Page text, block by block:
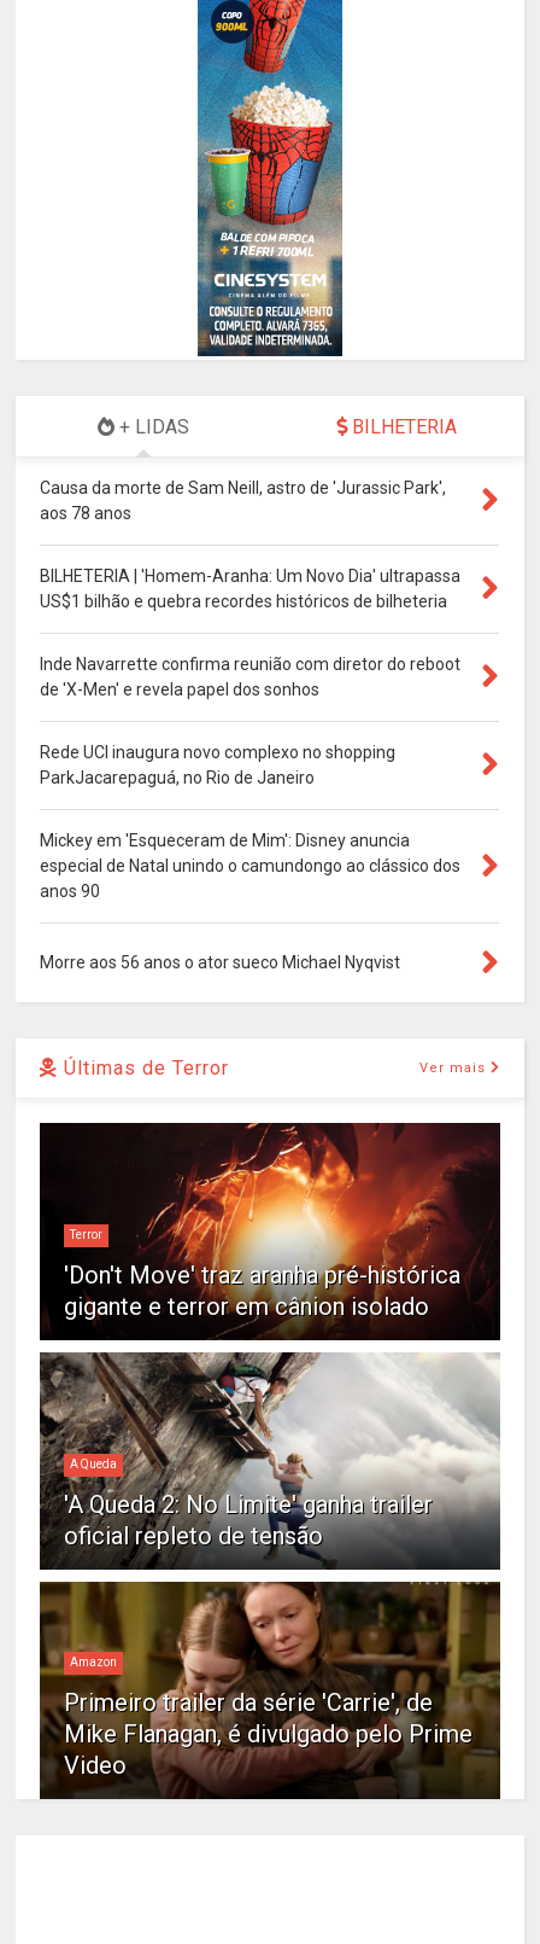
+ LIDAS BILHETERIA
Causa da morte de Sam Neill, astro de 'Jurassic Park',
aos 78 anos
BILHETERIA | 'Homem-Aranha: Um Novo Dia' ultrapassa
US$1 bilhão e quebra recordes históricos de bilheteria
Inde Navarrette confirma reunião com diretor do reboot
de 'X-Men' e revela papel dos sonhos
Rede UCI inaugura novo complexo no shopping
ParkJacarepaguá, no Rio de Janeiro
Mickey em 'Esqueceram de Mim': Disney anuncia
especial de Natal unindo o camundongo ao clássico dos
anos 90
Morre aos 56 anos o ator sueco Michael Nyqvist
Últimas de Terror Ver mais
Terror
'Don't Move' traz aranha pré-histórica
gigante e terror em cânion isolado
A Queda
'A Queda 2: No Limite' ganha trailer
oficial repleto de tensão
Amazon
Primeiro trailer da série 'Carrie', de
Mike Flanagan, é divulgado pelo Prime
Video